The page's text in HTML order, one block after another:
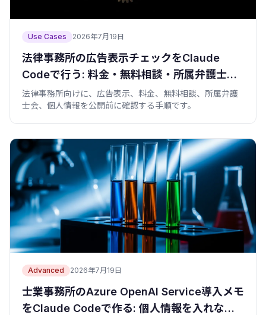
Use Cases 2026年7月19日
法律事務所の広告表示チェックをClaude
Codeで行う: 料金・無料相談・所属弁護士会
を公開前に見る
法律事務所向けに、広告表示、料金、無料相談、所属弁護
士会、個人情報を公開前に確認する手順です。
Advanced 2026年7月19日
士業事務所のAzure OpenAI Service導入メモ
をClaude Codeで作る: 個人情報を入れない